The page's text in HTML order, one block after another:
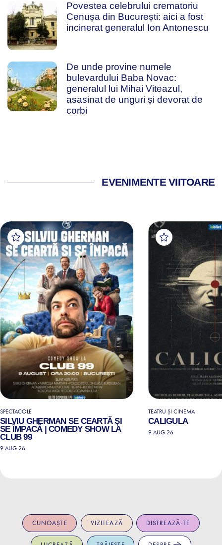
Povestea celebrului crematoriu
Cenușa din București: aici a fost
incinerat generalul Ion Antonescu
De unde provine numele
bulevardului Baba Novac:
generalul lui Mihai Viteazul,
asasinat de unguri și devorat de
corbi
EVENIMENTE VIITOARE
SPECTACOLE
SILVIU GHERMAN SE CEARTĂ ȘI
SE ÎMPACĂ | COMEDY SHOW LA
CLUB 99
9 AUG 26
TEATRU ȘI CINEMA
CALIGULA
9 AUG 26
CUNOAȘTE VIZITEAZĂ DISTREAZĂ-TE